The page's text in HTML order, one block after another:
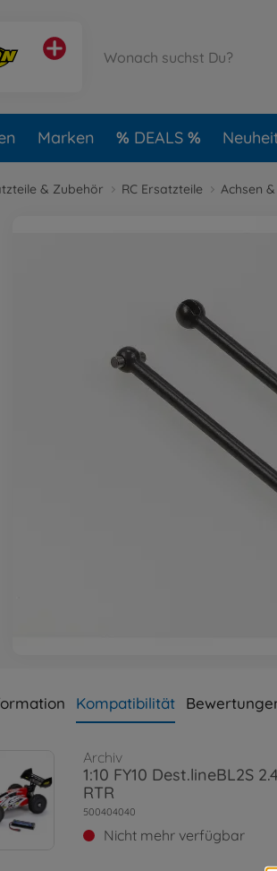
Marken DEALS
& Zubehör RC Ersatzteile Achsen
Kompatibilität
Archiv
1:10 FY10 Dest.lineBL2S
RTR
500404040
Nicht mehr verfügbar